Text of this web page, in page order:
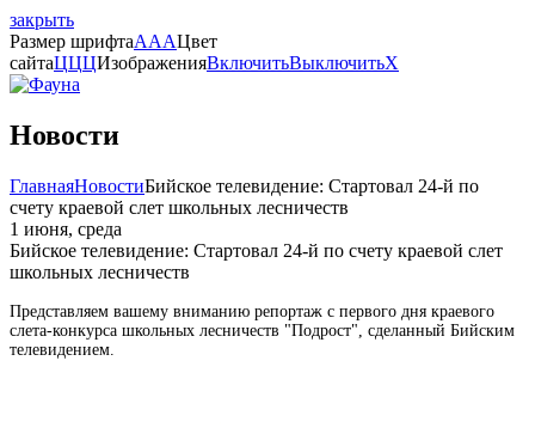
закрыть
Размер шрифтаAAAЦвет
сайтаЦЦЦИзображенияВключитьВыключитьX
Новости
ГлавнаяНовостиБийское телевидение: Стартовал 24-й по
счету краевой слет школьных лесничеств
1 июня, среда
Бийское телевидение: Стартовал 24-й по счету краевой слет
школьных лесничеств
Представляем вашему вниманию репортаж с первого дня краевого
слета-конкурса школьных лесничеств "Подрост", сделанный Бийским
телевидением.